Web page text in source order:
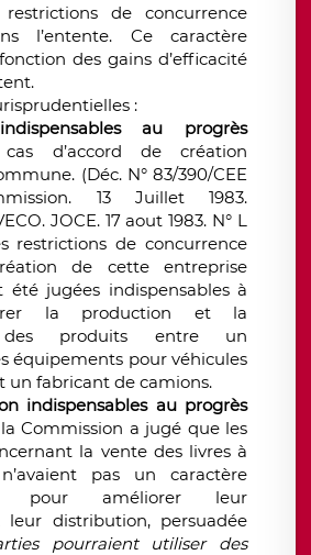
de concurrence
l’entente. Ce caractère
des gains d’efficacité
:
au progrès
d’accord de création
(Déc. N° 83/390/CEE
13 Juillet 1983.
JOCE. 17 aout 1983. N° L
restrictions de concurrence
de cette entreprise
jugées indispensables à
la production et la
des produits entre un
équipements pour véhicules
un fabricant de camions.
indispensables au progrès
Commission a jugé que les
la vente des livres à
pas un caractère
pour améliorer leur
distribution, persuadée
pourraient utiliser des